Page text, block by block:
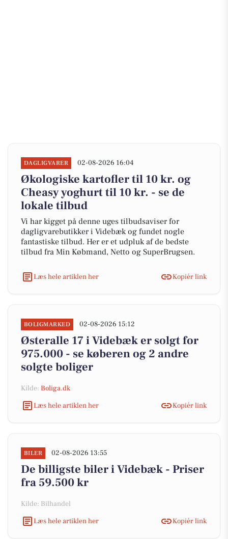
DAGLIGVARER 02-08-2026 16:04
Økologiske kartofler til 10 kr. og
Cheasy yoghurt til 10 kr. - se de
lokale tilbud
Vi har kigget på denne uges tilbudsaviser for
dagligvarebutikker i Videbæk og fundet nogle
fantastiske tilbud. Her er et udpluk af de bedste
tilbud fra Min Købmand, Netto og SuperBrugsen.
Læs hele artiklen her Kopiér link
BOLIGMARKED 02-08-2026 15:12
Østeralle 17 i Videbæk er solgt for
975.000 - se køberen og 2 andre
solgte boliger
Kilde: Boliga.dk
Læs hele artiklen her
Kopiér link
BILER 02-08-2026 13:55
De billigste biler i Videbæk - Priser
fra 59.500 kr
Kilde: Bilhandel
Læs hele artiklen her
Kopiér link